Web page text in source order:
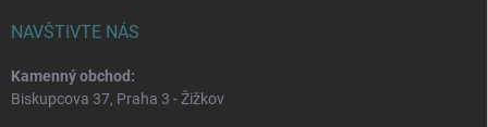
NAVŠTIVTE NÁS
Kamenný obchod:
Biskupcova 37, Praha 3 - Žižkov